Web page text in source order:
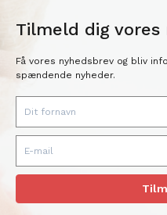
Tilmeld dig vores
Få vores nyhedsbrev og bliv
spændende nyheder.